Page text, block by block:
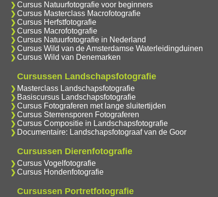
Cursus Natuurfotografie voor beginners
Cursus Masterclass Macrofotografie
Cursus Herfstfotografie
Cursus Macrofotografie
Cursus Natuurfotografie in Nederland
Cursus Wild van de Amsterdamse Waterleidingduinen
Cursus Wild van Denemarken
Cursussen Landschapsfotografie
Masterclass Landschapsfotografie
Basiscursus Landschapsfotografie
Cursus Fotograferen met lange sluitertijden
Cursus Sterrensporen Fotograferen
Cursus Compositie in Landschapsfotografie
Documentaire: Landschapsfotograaf van de Goor
Cursussen Dierenfotografie
Cursus Vogelfotografie
Cursus Hondenfotografie
Cursussen Portretfotografie